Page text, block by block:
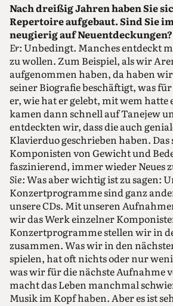
Nach dreißig Jahren haben Sie
Repertoire aufgebaut. Sind Sie
neugierig auf Neuentdeckungen?
Er:Unbedingt. Manches entdeckt
zu wollen. Zum Beispiel, als wir
aufgenommen haben, da haben
seiner Biografie beschäftigt, was
er, wie hat er gelebt, mit wem hatte
kamen dann schnell auf Tanejew
entdeckten wir, dass die auch
Klavierduo geschrieben haben. Das
Komponisten von Gewicht und
faszinierend, immer wieder Neues
Sie:Was aber wichtig ist zu sagen:
Konzertprogramme sind ganz
unsere CDs. Mit unseren
wir das Werk einzelner
Konzertprogramme stellen wir in
zusammen. Was wir in den
spielen, hat oft nichts oder nur
was wir für die nächste Aufnahme
macht das Leben manchmal
Musik im Kopf haben. Aber es ist